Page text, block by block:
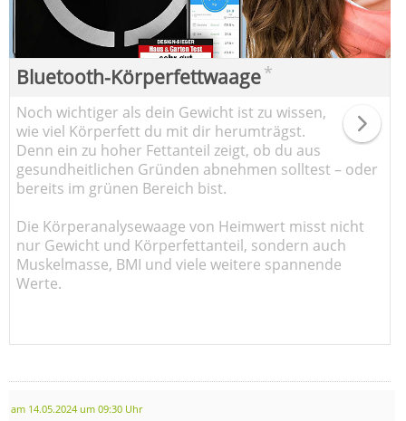
Bluetooth-Körperfettwaage*
Noch wichtiger als dein Gewicht ist zu wissen,
wie viel Körperfett du mit dir herumträgst.
Denn ein zu hoher Fettanteil zeigt, ob du aus
gesundheitlichen Gründen abnehmen solltest – oder
bereits im grünen Bereich bist.
Die Körperanalysewaage von Heimwert misst nicht
nur Gewicht und Körperfettanteil, sondern auch
Muskelmasse, BMI und viele weitere spannende
Werte.
am 14.05.2024 um 09:30 Uhr